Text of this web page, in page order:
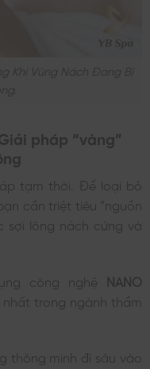
Khi Vùng Nách Đang Bị
pháp “vàng”
tạm thời. Để loại bỏ
cần triệt tiêu “nguồn
sợi lông nách cứng và
công nghệ
NANO
trong ngành thẩm
thông minh đi sâu vào